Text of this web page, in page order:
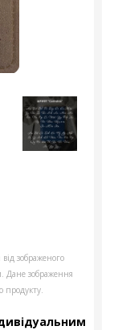
зображеного
зображення
продукту.